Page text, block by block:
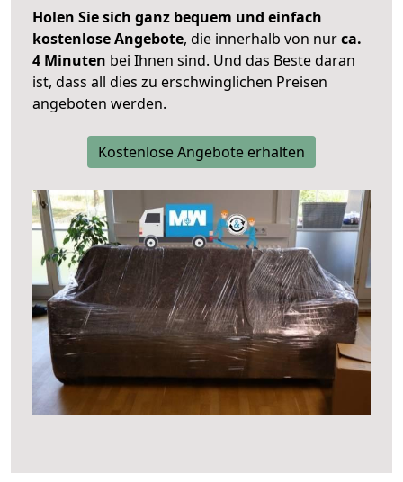
Holen Sie sich ganz bequem und einfach
kostenlose Angebote, die innerhalb von nurca.
4 Minuten bei Ihnen sind. Und das Beste daran
ist, dass all dies zu erschwinglichen Preisen
angeboten werden.
Kostenlose Angebote erhalten